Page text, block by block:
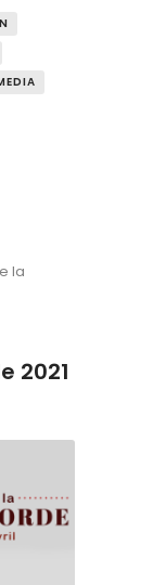
la
2021